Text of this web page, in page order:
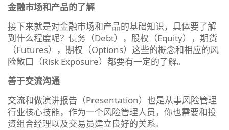
金融市场和产品的了解
接下来就是对金融市场和产品的基础知识，具体要了解
到什么程度呢？债务（Debt），股权（Equity），期货
（Futures），期权（Options）这些的概念和相应的风
险敞口（Risk Exposure）都要有一定的了解。
善于交流沟通
交流和做演讲报告（Presentation）也是从事风险管理
行业核心技能，作为一个风险管理人员，你也需要和投
资组合经理以及交易员建立良好的关系。